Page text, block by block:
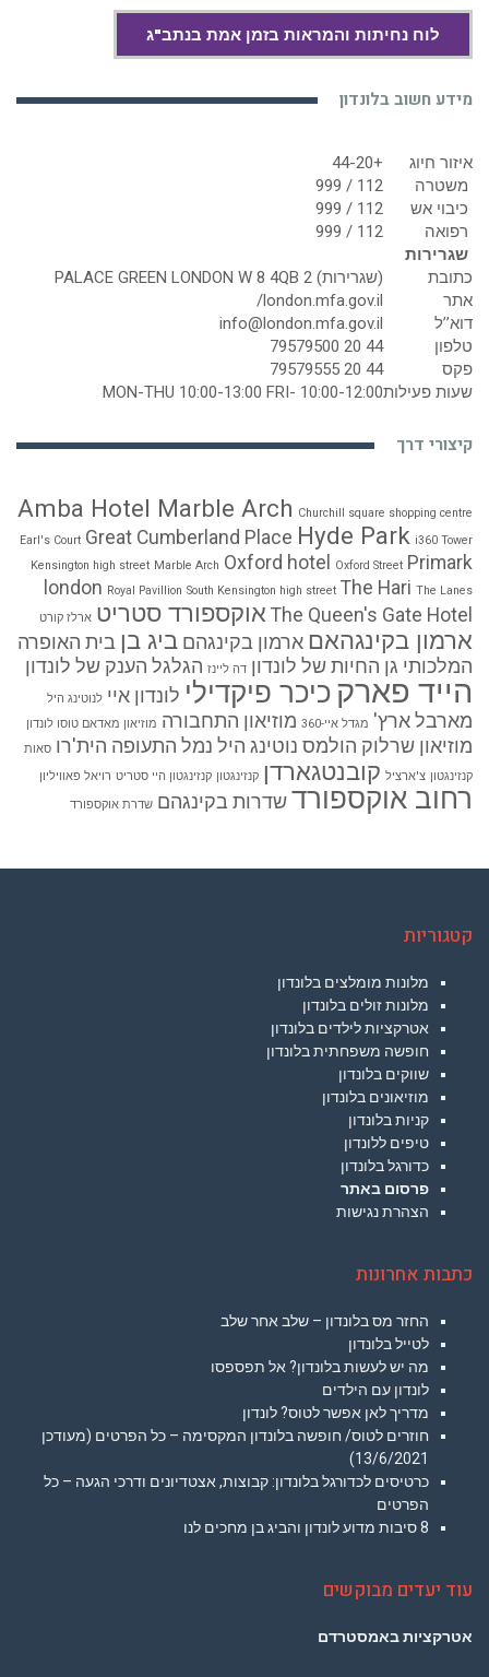
לוח נחיתות והמראות בזמן אמת בנתב"ג
מידע חשוב בלונדון
איזור חיוג
+44-20
משטרה
112 / 999
כיבוי אש
112 / 999
רפואה
112 / 999
שגרירות
כתובת
(שגרירות) 2 PALACE GREEN LONDON W 8 4QB
אתר
london.mfa.gov.il/
דוא’’ל
info@london.mfa.gov.il
טלפון
44 20 79579500
פקס
44 20 79579555
שעות פעילותMON-THU 10:00-13:00 FRI- 10:00-12:00
קיצורי דרך
Amba Hotel Marble Arch Churchill square shopping centre
Earl's Court Great Cumberland Place Hyde Park i360 Tower
Kensington high street Marble Arch Oxford hotel Oxford Street Primark
london Royal Pavillion South Kensington high street The Hari The Lanes
The Queen's Gate Hotel אוקספורד סטריט ארלז קורט
ארמון בקינגהאם ארמון בקינגהם ביג בן בית האופרה
המלכותי גן החיות של לונדון דה ליינז הגלגל הענק של לונדון
הייד פארק כיכר פיקדילי לונדון איי לנוטינג היל
מארבל ארץ' מגדל איי-360 מוזיאון התחבורה מוזיאון מאדאם טוסו לונדון
מוזיאון שרלוק הולמס נוטינג היל נמל התעופה הית'רו סאות
קנזינגטון צ'ארציל קובנטגארדן קנזינגטון קנזינגטון היי סטריט רויאל פאוויליון
רחוב אוקספורד שדרות בקינגהם שדרת אוקספורד
קטגוריות
מלונות מומלצים בלונדון
מלונות זולים בלונדון
אטרקציות לילדים בלונדון
חופשה משפחתית בלונדון
שווקים בלונדון
מוזיאונים בלונדון
קניות בלונדון
טיפים ללונדון
כדורגל בלונדון
פרסום באתר
הצהרת נגישות
כתבות אחרונות
החזר מס בלונדון – שלב אחר שלב
לטייל בלונדון
מה יש לעשות בלונדון? אל תפספסו
לונדון עם הילדים
מדריך לאן אפשר לטוס? לונדון
חוזרים לטוס/ חופשה בלונדון המקסימה – כל הפרטים (מעודכן
13/6/2021)
כרטיסים לכדורגל בלונדון: קבוצות, אצטדיונים ודרכי הגעה – כל
הפרטים
8 סיבות מדוע לונדון והביג בן מחכים לנו
עוד יעדים מבוקשים
אטרקציות באמסטרדם